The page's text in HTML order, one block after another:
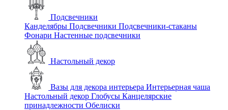
Подсвечники
Канделябры Подсвечники Подсвечники-стаканы
Фонари Настенные подсвечники
Настольный декор
Вазы для декора интерьера Интерьерная чаша
Настольный декор Глобусы Канцелярские
принадлежности Обелиски